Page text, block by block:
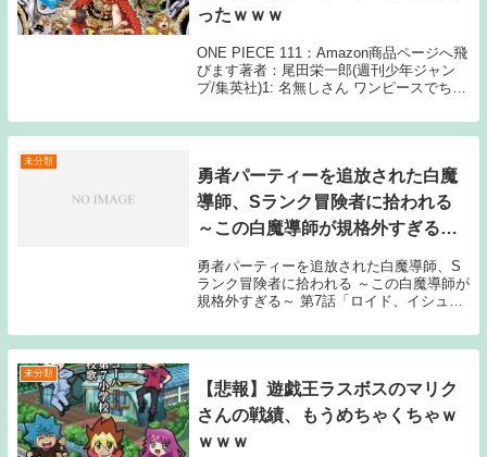
ったｗｗｗ
ONE PIECE 111：Amazon商品ページへ飛
びます著者：尾田栄一郎(週刊少年ジャン
プ/集英社)1: 名無しさん ワンピースでちゃ
ルが最後だよなもっといえばクロコダイル
とエネル、良くて章ボスやな...
未分類
勇者パーティーを追放された白魔
導師、Sランク冒険者に拾われる
～この白魔導師が規格外すぎる～
勇者パーティーを追放された白魔導師、S
ランク冒険者に拾われる ～この白魔導師が
規格外すぎる～ 第7話「ロイド、イシュタ
【ABEMA】（8/17 0:00～） 【公式有料配
信】 【U-NEX Source: N...
未分類
【悲報】遊戯王ラスボスのマリク
さんの戦績、もうめちゃくちゃｗ
ｗｗｗ